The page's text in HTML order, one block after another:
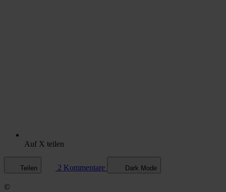
Auf X teilen
Teilen 2 Kommentare Dark Mode
©